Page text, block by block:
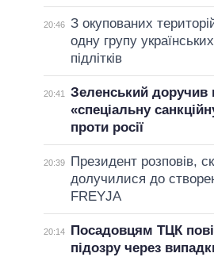
20:46 З окупованих
одну групу
підлітків
20:41
Зеленський доручив
«спеціальну
проти росії
20:39
Президент розповів,
долучилися до
FREYJA
20:14
Посадовцям ТЦК
підозру через